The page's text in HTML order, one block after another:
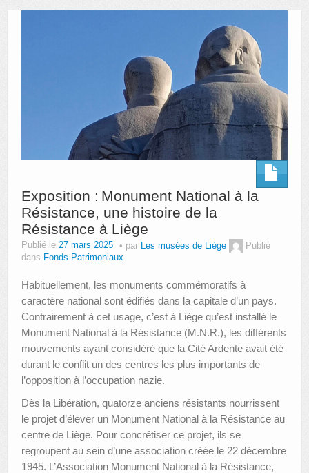
ANIMATIONS DES MUSÉES
LES APPELS À PROJETS
LE PORTAIL DES COLLECTIONS
Exposition : Monument National à la
Résistance, une histoire de la
Résistance à Liège
Publié le 27 mars 2025 par Les musées de Liège
Publié
dans Fonds Patrimoniaux
Habituellement, les monuments commémoratifs à
caractère national sont édifiés dans la capitale d’un pays.
Contrairement à cet usage, c’est à Liège qu’est installé le
Monument National à la Résistance (M.N.R.), les différents
mouvements ayant considéré que la Cité Ardente avait été
durant le conflit un des centres les plus importants de
l’opposition à l’occupation nazie.
Dès la Libération, quatorze anciens résistants nourrissent
le projet d’élever un Monument National à la Résistance au
centre de Liège. Pour concrétiser ce projet, ils se
regroupent au sein d’une association créée le 22 décembre
1945. L’Association Monument National à la Résistance,